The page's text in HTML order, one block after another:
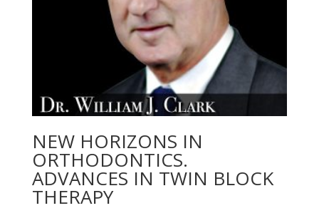
NEW HORIZONS IN
ORTHODONTICS.
ADVANCES IN TWIN BLOCK
THERAPY